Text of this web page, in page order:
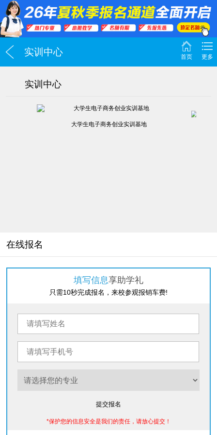
实训中心 首页 更多
实训中心
大学生电子商务创业实训基地
在线报名
填写信息享助学礼
只需10秒完成报名，来校参观报销车费!
提交报名
*保护您的信息安全是我们的责任，请放心提交！